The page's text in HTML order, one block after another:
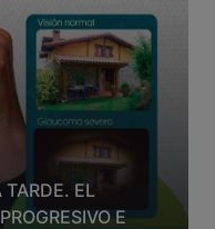
TARDE. EL
E